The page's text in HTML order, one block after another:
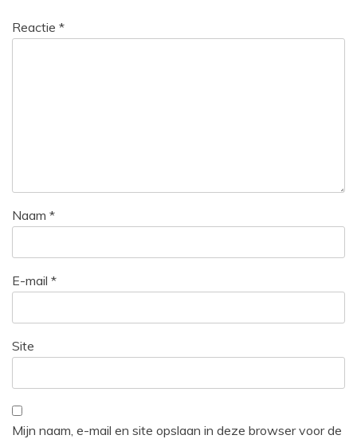
Reactie *
Naam *
E-mail *
Site
Mijn naam, e-mail en site opslaan in deze browser voor de